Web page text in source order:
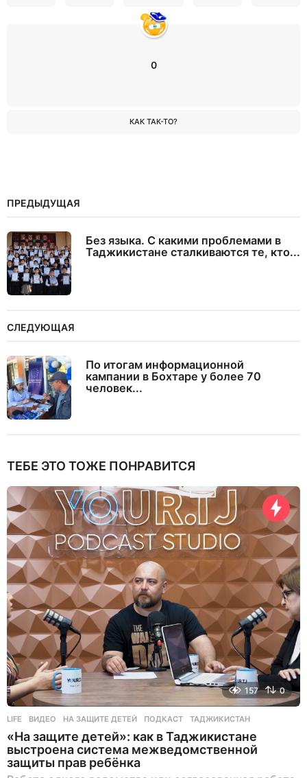
0
КАК ТАК-ТО?
ПРЕДЫДУЩАЯ
Без языка. С какими проблемами в
Таджикистане сталкиваются те, кто...
СЛЕДУЮЩАЯ
По итогам информационной
кампании в Бохтаре у более 70
человек...
ТЕБЕ ЭТО ТОЖЕ ПОНРАВИТСЯ
157 0
LIFE ВИДЕО ,НА ЗАЩИТЕ ДЕТЕЙ ,ПОДКАСТ ,ТАДЖИКИСТАН
«На защите детей»: как в Таджикистане
выстроена система межведомственной
защиты прав ребёнка